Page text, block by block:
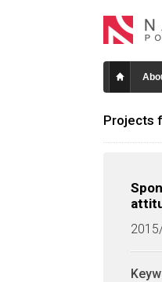
Projects